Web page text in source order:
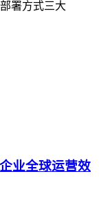
署方式三大
业全球运营效